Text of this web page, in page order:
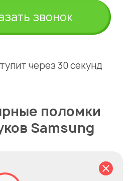
звонок
через 30 секунд
поломки
Samsung